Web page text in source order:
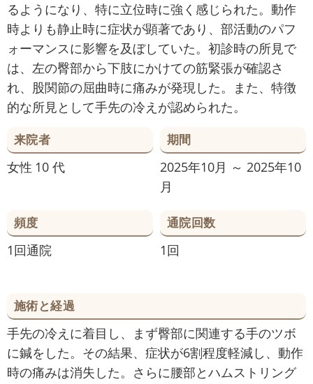
るようになり、特に立位時に強く感じられた。動作
時よりも静止時に症状が顕著であり、部活動のパフ
ォーマンスに影響を及ぼしていた。初診時の所見で
は、左の臀部から下肢にかけての筋緊張が確認さ
れ、股関節の屈曲時に痛みが発現した。また、特徴
的な所見として手先の冷えが認められた。
来院者
女性 10 代
期間
2025年10月 ～ 2025年10
月
頻度
1回通院
通院回数
1回
施術と経過
手先の冷えに着目し、まず臀部に関連する手のツボ
に鍼をした。その結果、症状が6割程度軽減し、動作
時の痛みは消失した。さらに腰部とハムストリング